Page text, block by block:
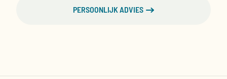
PERSOONLIJK ADVIES